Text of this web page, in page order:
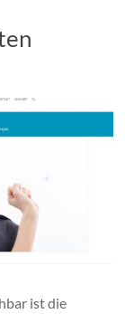
ist die